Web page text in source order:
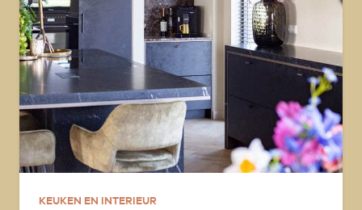
KEUKEN EN INTERIEUR